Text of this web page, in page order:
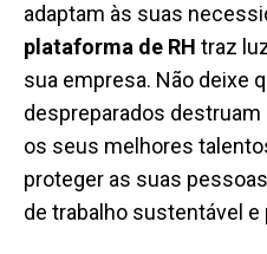
adaptam às suas
plataforma de RH traz
sua empresa. Não deixe
despreparados
os seus melhores
proteger as suas
de trabalho sustentável e